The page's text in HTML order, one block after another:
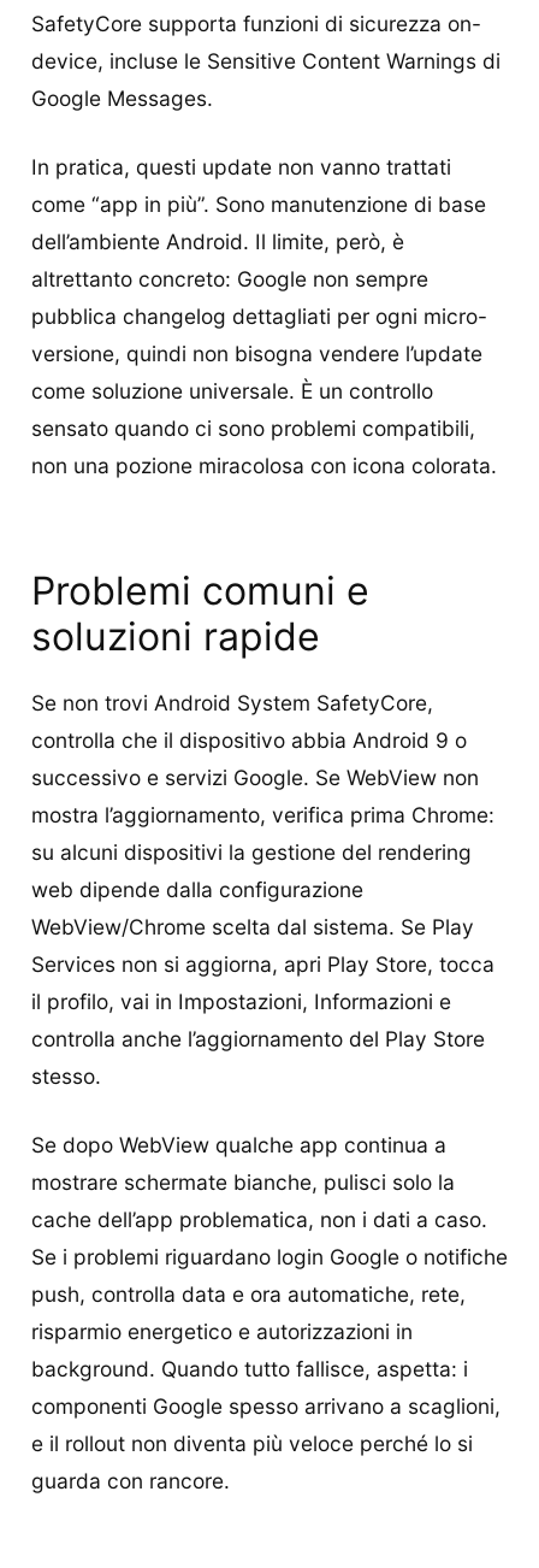
SafetyCore supporta funzioni di sicurezza on-
device, incluse le Sensitive Content Warnings di
Google Messages.
In pratica, questi update non vanno trattati
come “app in più”. Sono manutenzione di base
dell’ambiente Android. Il limite, però, è
altrettanto concreto: Google non sempre
pubblica changelog dettagliati per ogni micro-
versione, quindi non bisogna vendere l’update
come soluzione universale. È un controllo
sensato quando ci sono problemi compatibili,
non una pozione miracolosa con icona colorata.
Problemi comuni e
soluzioni rapide
Se non trovi Android System SafetyCore,
controlla che il dispositivo abbia Android 9 o
successivo e servizi Google. Se WebView non
mostra l’aggiornamento, verifica prima Chrome:
su alcuni dispositivi la gestione del rendering
web dipende dalla configurazione
WebView/Chrome scelta dal sistema. Se Play
Services non si aggiorna, apri Play Store, tocca
il profilo, vai in Impostazioni, Informazioni e
controlla anche l’aggiornamento del Play Store
stesso.
Se dopo WebView qualche app continua a
mostrare schermate bianche, pulisci solo la
cache dell’app problematica, non i dati a caso.
Se i problemi riguardano login Google o notifiche
push, controlla data e ora automatiche, rete,
risparmio energetico e autorizzazioni in
background. Quando tutto fallisce, aspetta: i
componenti Google spesso arrivano a scaglioni,
e il rollout non diventa più veloce perché lo si
guarda con rancore.